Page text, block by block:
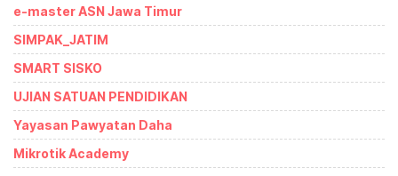
e-master ASN Jawa Timur
SIMPAK_JATIM
SMART SISKO
UJIAN SATUAN PENDIDIKAN
Yayasan Pawyatan Daha
Mikrotik Academy